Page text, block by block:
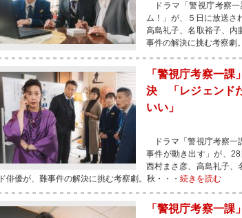
ドラマ「警視庁考察一
ム！」が、５日に放送さ
高島礼子、名取裕子、内
事件の解決に挑む考察劇
「警視庁考察一
決 「レジェンド
いい」
ドラマ「警視庁考察一
事件が動き出す」が、
西村まさ彦、高島礼子、
ド俳優が、難事件の解決に挑む考察劇。秋・・・ 続きを読む
「警視庁考察一